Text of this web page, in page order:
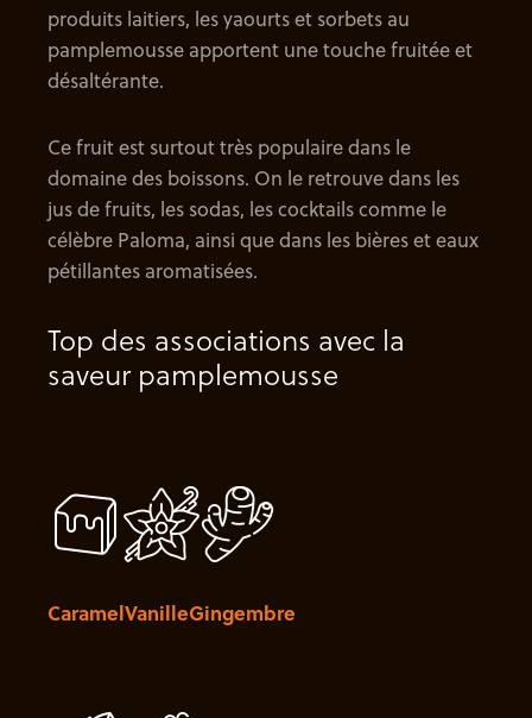
produits laitiers, les yaourts et sorbets au
pamplemousse apportent une touche fruitée et
désaltérante.
Ce fruit est surtout très populaire dans le
domaine des boissons. On le retrouve dans les
jus de fruits, les sodas, les cocktails comme le
célèbre Paloma, ainsi que dans les bières et eaux
pétillantes aromatisées.
Top des associations avec la
saveur pamplemousse
CaramelVanilleGingembre